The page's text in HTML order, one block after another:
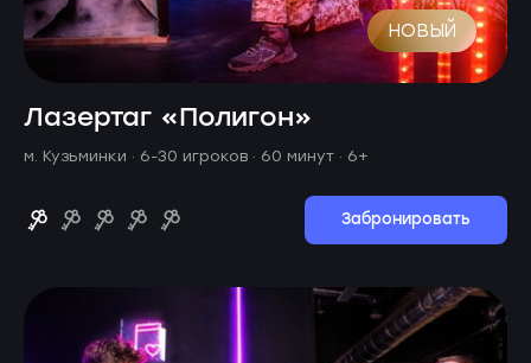
НОВЫЙ
Лазертаг «Полигон»
м. Кузьминки · 6-30 игроков · 60 минут · 6+
Забронировать